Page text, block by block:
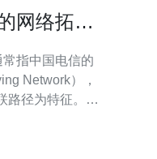
网络拓扑
指中国电信的
Network），
径为特征。
流量工程策略